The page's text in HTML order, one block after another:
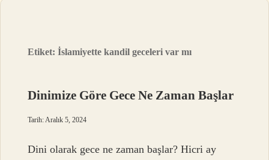
Etiket:İslamiyette kandil geceleri var mı
Dinimize Göre Gece Ne Zaman Başlar
Tarih: Aralık 5, 2024
Dini olarak gece ne zaman başlar? Hicri ay